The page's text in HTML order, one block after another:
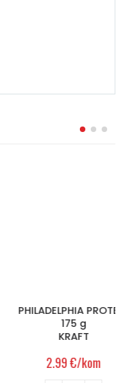
PHILADELPHIA PROTEIN
175 g
KRAFT
€/kom